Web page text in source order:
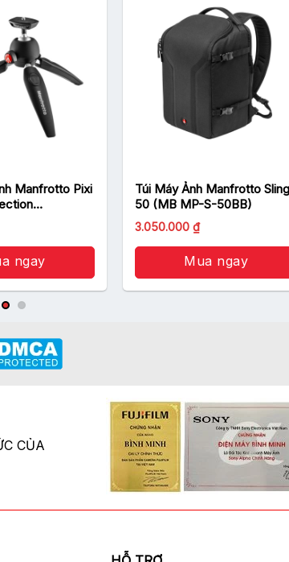
sử dụng rất nhiều nhiều năm nhưng vẫn giữ
Manfrotto Pixi
BK)/ Đen
ngay
Túi Máy Ảnh Manfrotto Sling
50 (MB MP-S-50BB)
3.050.000 ₫
Mua ngay
CỦA